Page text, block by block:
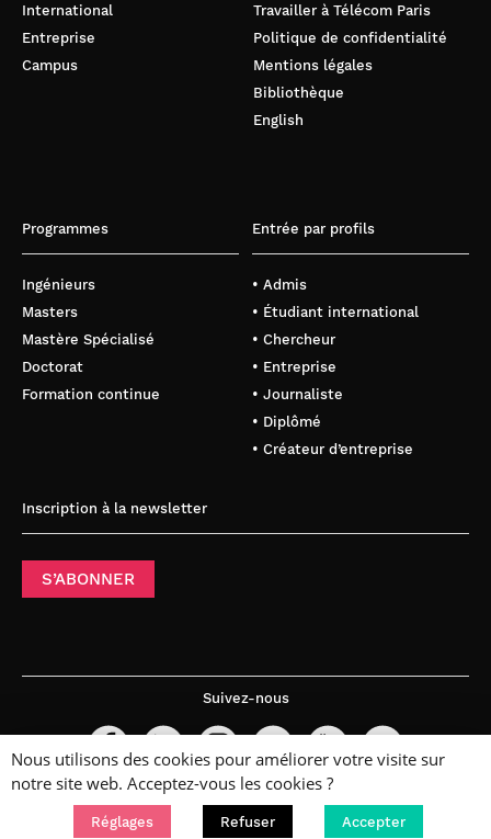
International
Entreprise
Campus
Travailler à Télécom Paris
Politique de confidentialité
Mentions légales
Bibliothèque
English
Programmes
Ingénieurs
Masters
Mastère Spécialisé
Doctorat
Formation continue
Entrée par profils
• Admis
• Étudiant international
• Chercheur
• Entreprise
• Journaliste
• Diplômé
• Créateur d’entreprise
Inscription à la newsletter
S’ABONNER
Suivez-nous
Nous utilisons des cookies pour améliorer votre visite sur
notre site web. Acceptez-vous les cookies ?
Réglages Refuser Accepter